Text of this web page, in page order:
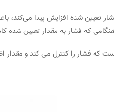
تعیین شده افزایش پیدا می‌کند،
که فشار به مقدار تعیین
که فشار را کنترل می کند و